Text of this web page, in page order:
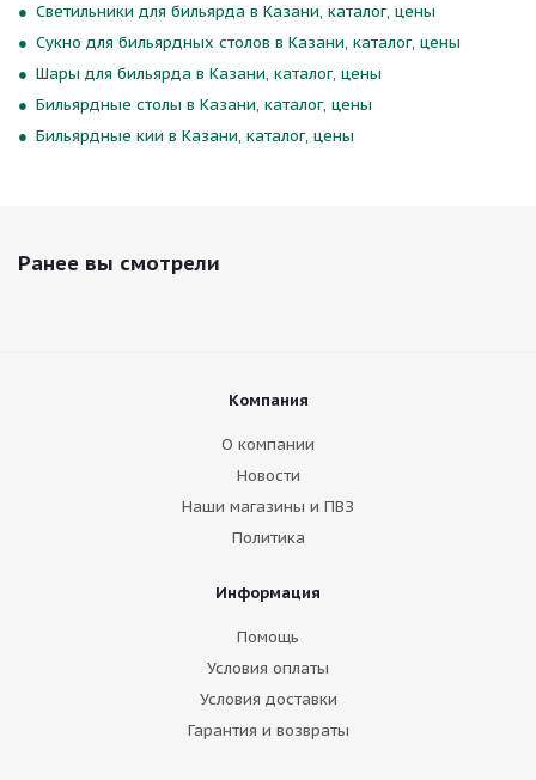
Светильники для бильярда в Казани, каталог, цены
Сукно для бильярдных столов в Казани, каталог, цены
Шары для бильярда в Казани, каталог, цены
Бильярдные столы в Казани, каталог, цены
Бильярдные кии в Казани, каталог, цены
Ранее вы смотрели
Компания
О компании
Новости
Наши магазины и ПВЗ
Политика
Информация
Помощь
Условия оплаты
Условия доставки
Гарантия и возвраты